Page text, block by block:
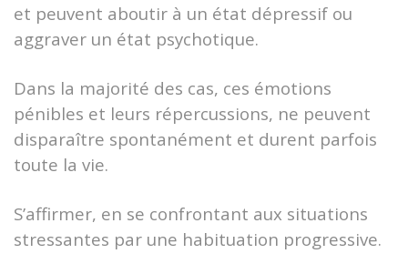
et peuvent aboutir à un état dépressif ou
aggraver un état psychotique.
Dans la majorité des cas, ces émotions
pénibles et leurs répercussions, ne peuvent
disparaître spontanément et durent parfois
toute la vie.
S’affirmer, en se confrontant aux situations
stressantes par une habituation progressive.